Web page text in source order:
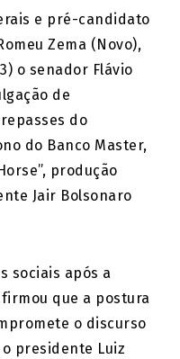
e pré-candidato
Zema (Novo),
o senador Flávio
de
do
do Banco Master,
produção
Jair Bolsonaro
sociais após a
que a postura
o discurso
presidente Luiz